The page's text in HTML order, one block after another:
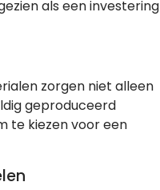
als een investering
zorgen niet alleen
geproduceerd
te kiezen voor een